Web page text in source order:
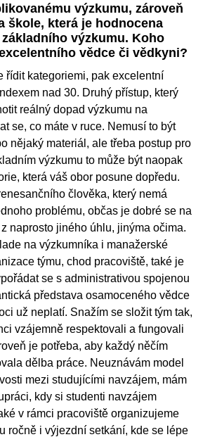
výzkumu, zároveň
škole, která je hodnocena
výzkumu. Koho
vědce či vědkyni?
řídit kategoriemi, pak excelentní
nad 30. Druhý přístup, který
reálný dopad výzkumu na
se, co máte v ruce. Nemusí to být
nějaký materiál, ale třeba postup pro
výzkumu to může být naopak
která váš obor posune dopředu.
člověka, který nemá
problému, občas je dobré se na
naprosto jiného úhlu, jinýma očima.
na výzkumníka i manažerské
týmu, chod pracoviště, také je
se s administrativou spojenou
představa osamoceného vědce
už neplatí. Snažím se složit tým tak,
vzájemně respektovali a fungovali
je potřeba, aby každý něčím
dělba práce. Neuznávám model
mezi studujícími navzájem, mám
kdy si studenti navzájem
v rámci pracoviště organizujeme
ročně i výjezdní setkání, kde se lépe